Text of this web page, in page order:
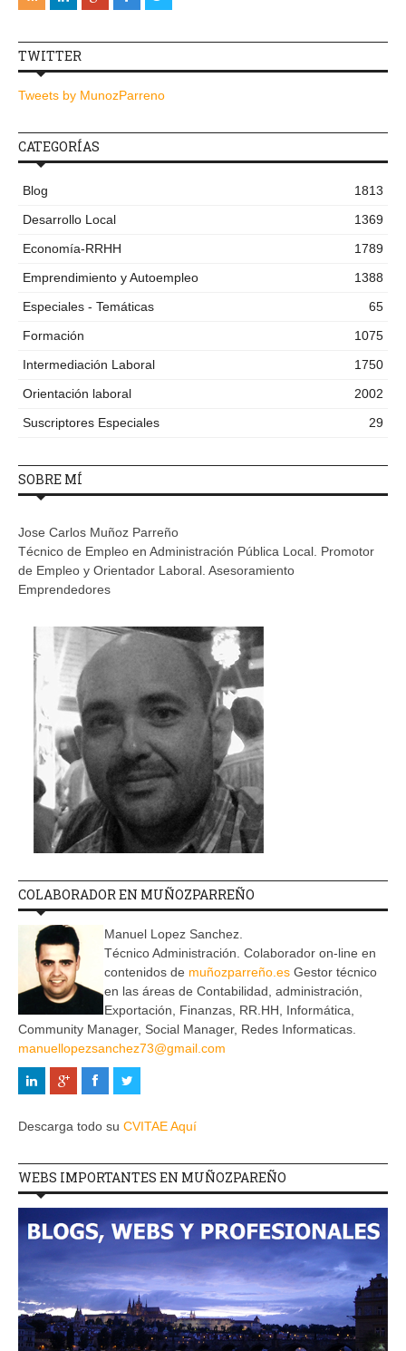
TWITTER
Tweets by MunozParreno
CATEGORÍAS
Blog
1813
Desarrollo Local
1369
Economía-RRHH
1789
Emprendimiento y Autoempleo
1388
Especiales - Temáticas
65
Formación
1075
Intermediación Laboral
1750
Orientación laboral
2002
Suscriptores Especiales
29
SOBRE MÍ
Jose Carlos Muñoz Parreño
Técnico de Empleo en Administración Pública Local. Promotor
de Empleo y Orientador Laboral. Asesoramiento
Emprendedores
COLABORADOR EN MUÑOZPARREÑO
Manuel Lopez Sanchez.
Técnico Administración. Colaborador on-line en
contenidos de muñozparreño.es Gestor técnico
en las áreas de Contabilidad, administración,
Exportación, Finanzas, RR.HH, Informática,
Community Manager, Social Manager, Redes Informaticas.
manuellopezsanchez73@gmail.com
Descarga todo su CVITAE Aquí
WEBS IMPORTANTES EN MUÑOZPAREÑO